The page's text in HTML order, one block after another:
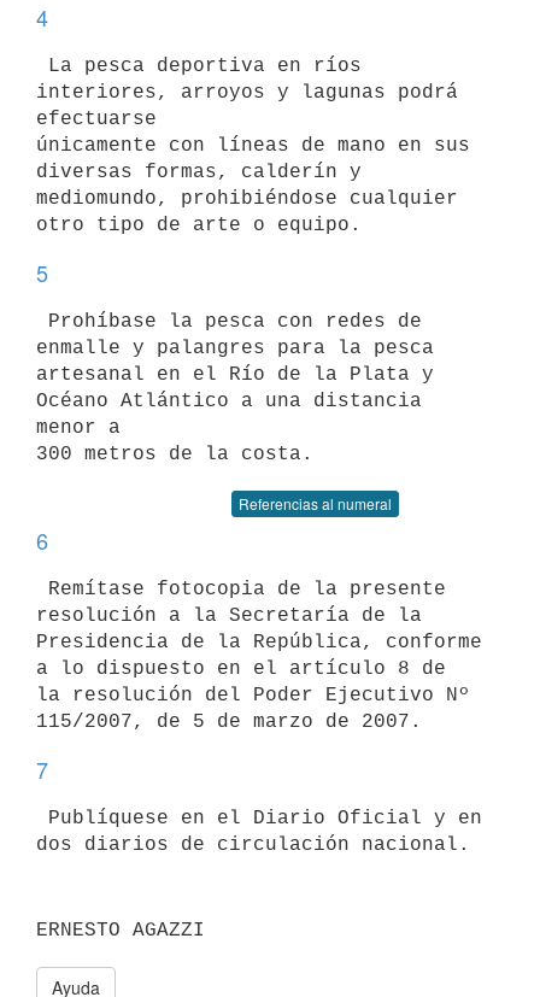
4
interiores, arroyos y lagunas podrá
efectuarse
únicamente con líneas de mano en sus
diversas formas, calderín y
mediomundo, prohibiéndose cualquier
5
enmalle y palangres para la pesca
artesanal en el Río de la Plata y
Océano Atlántico a una distancia
menor a
Referencias al numeral
6
resolución a la Secretaría de la
Presidencia de la República, conforme
a lo dispuesto en el artículo 8 de
la resolución del Poder Ejecutivo Nº
7
Ayuda